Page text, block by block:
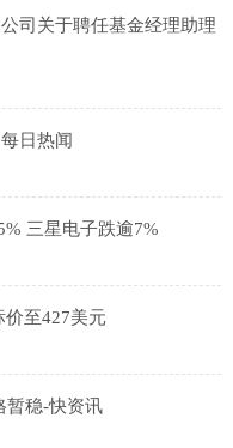
司关于聘任基金经理助理
日热闻
三星电子跌逾7%
价至427美元
暂稳-快资讯